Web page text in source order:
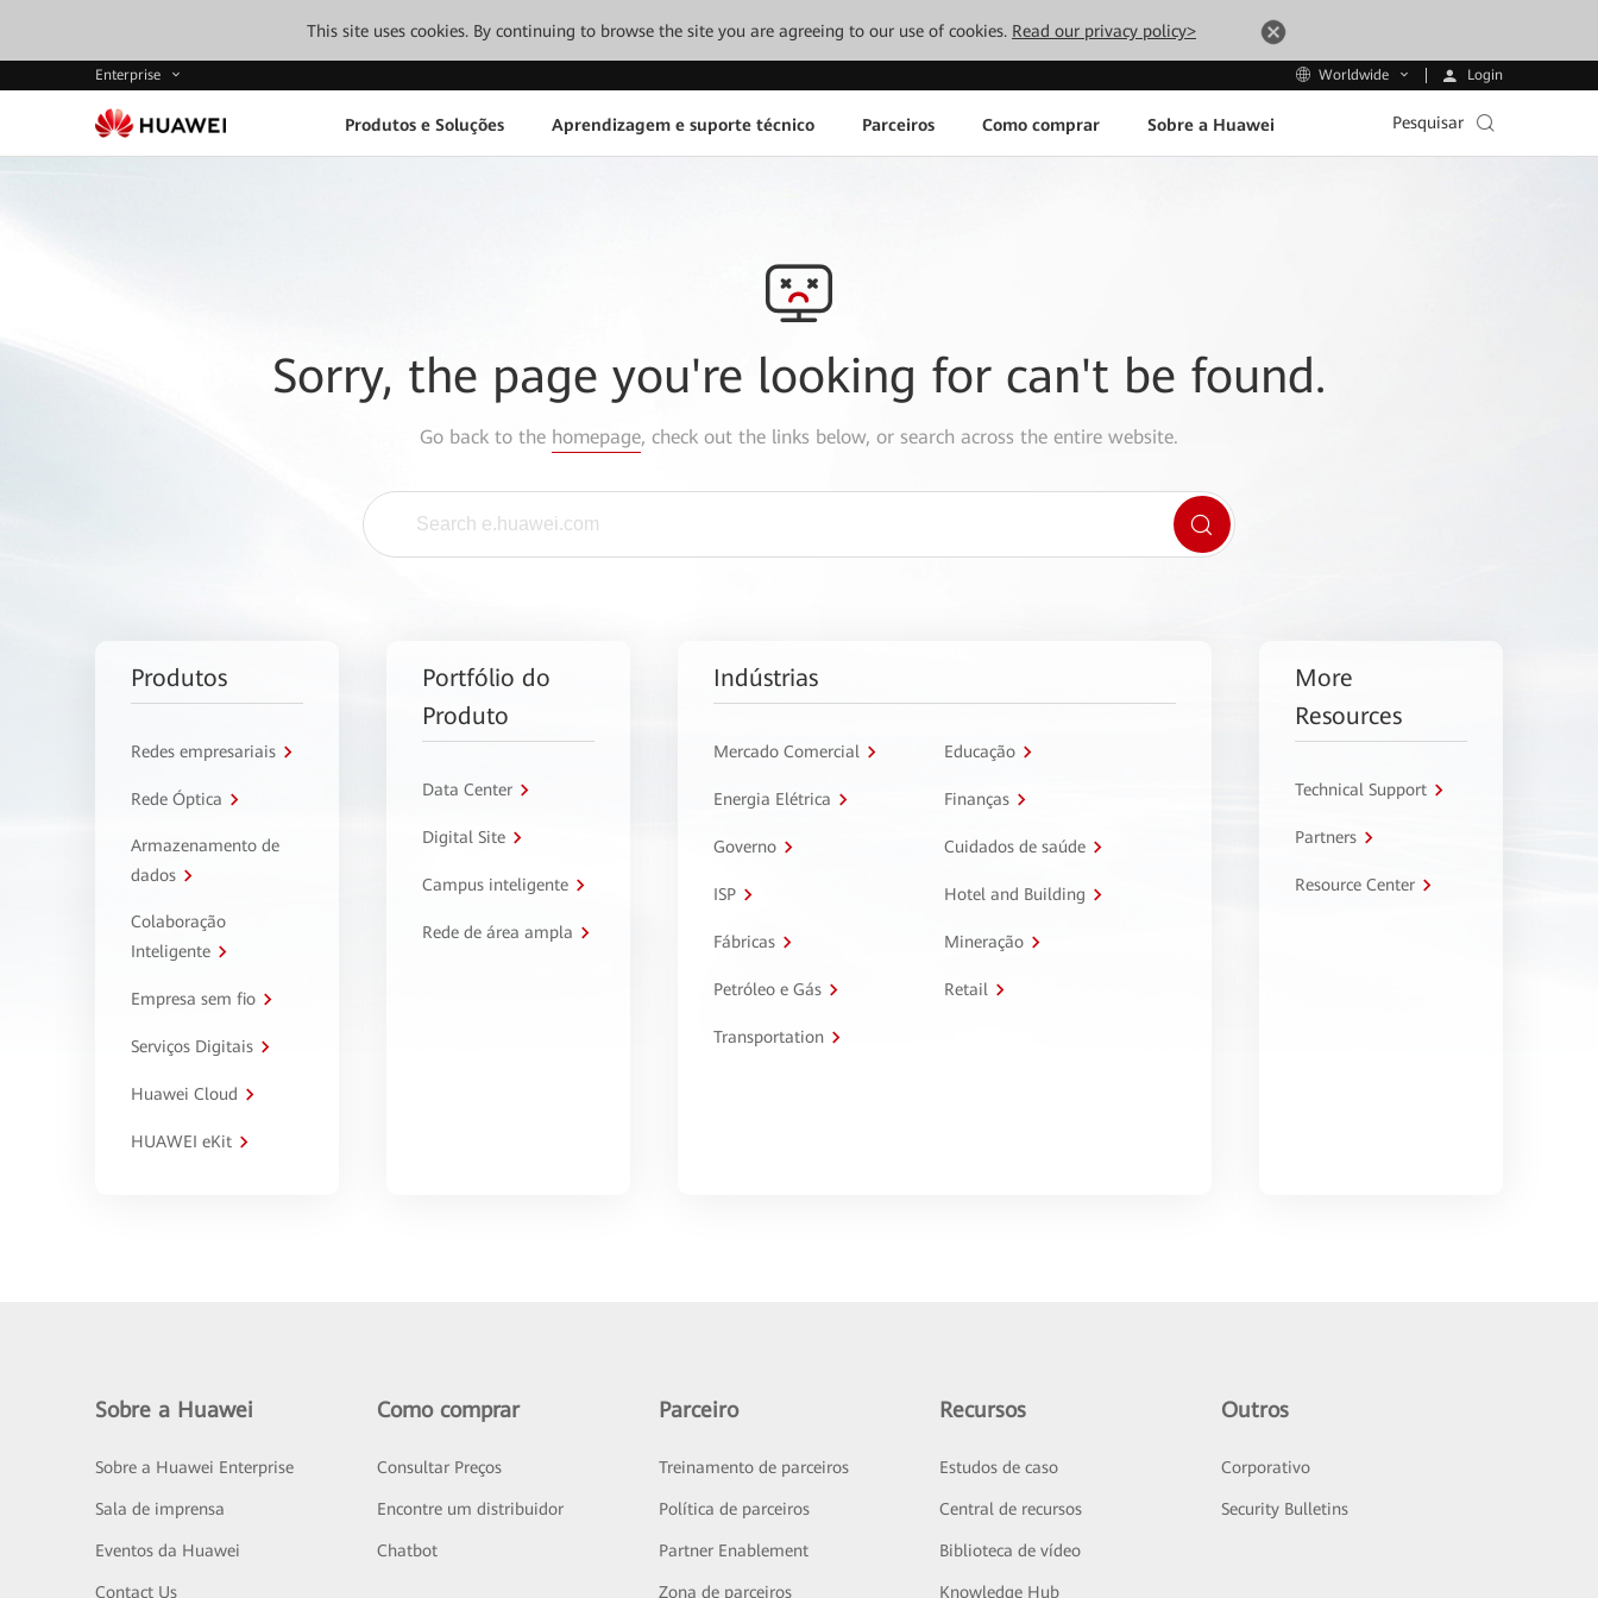
This site uses cookies. By continuing to browse the site you are agreeing to our use of cookies. Read our privacy policy>
Enterprise Worldwide Login
Produtos e Soluções Aprendizagem e suporte técnico Parceiros Como comprar Sobre a Huawei Pesquisar
Sorry, the page you're looking for can't be found.
Go back to the homepage, check out the links below, or search across the entire website.
Produtos
Redes empresariais
Rede Óptica
Armazenamento de
dados
Colaboração
Inteligente
Empresa sem fio
Serviços Digitais
Huawei Cloud
HUAWEI eKit
Portfólio do
Produto
Data Center
Digital Site
Campus inteligente
Rede de área ampla
Indústrias
Mercado Comercial Educação
Energia Elétrica Finanças
Governo Cuidados de saúde
ISP Hotel and Building
Fábricas Mineração
Petróleo e Gás Retail
Transportation
More
Resources
Technical Support
Partners
Resource Center
Sobre a Huawei
Sobre a Huawei Enterprise
Sala de imprensa
Eventos da Huawei
Contact Us
Como comprar
Consultar Preços
Encontre um distribuidor
Chatbot
Parceiro
Treinamento de parceiros
Política de parceiros
Partner Enablement
Zona de parceiros
Recursos
Estudos de caso
Central de recursos
Biblioteca de vídeo
Knowledge Hub
Outros
Corporativo
Security Bulletins